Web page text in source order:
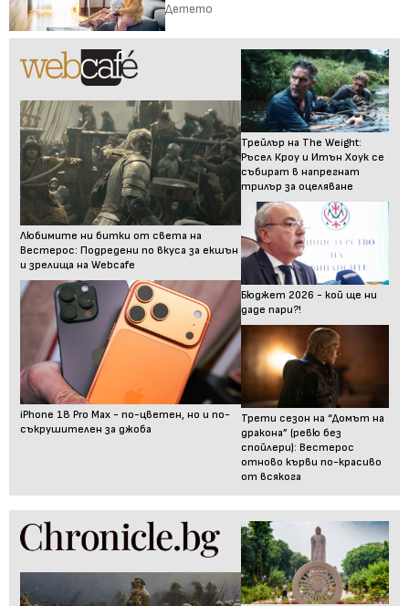
Детето
Любимите ни битки от света на
Вестерос: Подредени по вкуса за екшън
и зрелища на Webcafe
iPhone 18 Pro Max - по-цветен, но и по-
съкрушителен за джоба
Трейлър на The Weight:
Ръсел Кроу и Итън Хоук се
събират в напрегнат
трилър за оцеляване
Бюджет 2026 - кой ще ни
даде пари?!
Трети сезон на “Домът на
дракона” (ревю без
спойлери): Вестерос
отново кърви по-красиво
от всякога